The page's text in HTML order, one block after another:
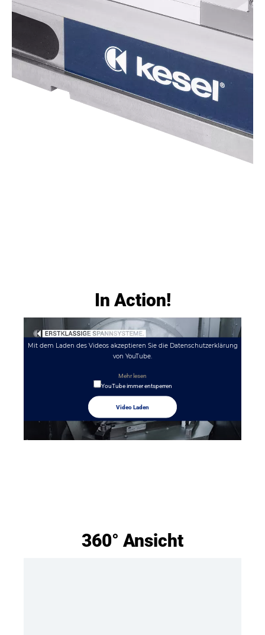
In Action!
Mit dem Laden des Videos akzeptieren Sie die Datenschutzerklärung
von YouTube.
Mehr lesen
YouTube immer entsperren
Video Laden
360° Ansicht